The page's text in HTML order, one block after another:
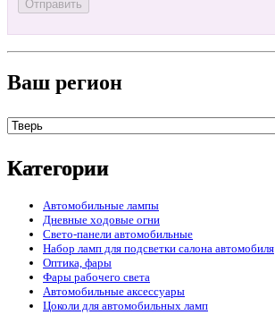
Ваш регион
Категории
Автомобильные лампы
Дневные ходовые огни
Свето-панели автомобильные
Набор ламп для подсветки салона автомобиля
Оптика, фары
Фары рабочего света
Автомобильные аксессуары
Цоколи для автомобильных ламп